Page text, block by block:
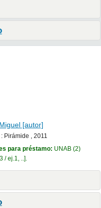
[autor]
Pirámide , 2011
para préstamo: UNAB(2)
/ ej.1, .. .